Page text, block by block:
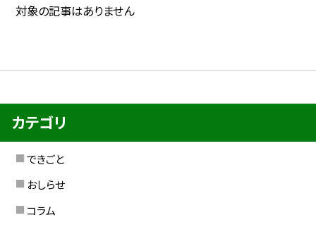
対象の記事はありません
カテゴリ
できごと
おしらせ
コラム